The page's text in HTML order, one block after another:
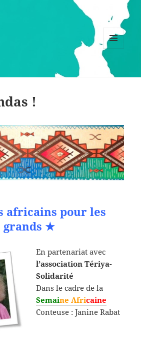
MENU
WIDGETS
!
africains pour les
grands ★
En partenariat avec
l’association Tériya-
Solidarité
Dans le cadre de la
Semaine Africaine
Conteuse : Janine Rabat